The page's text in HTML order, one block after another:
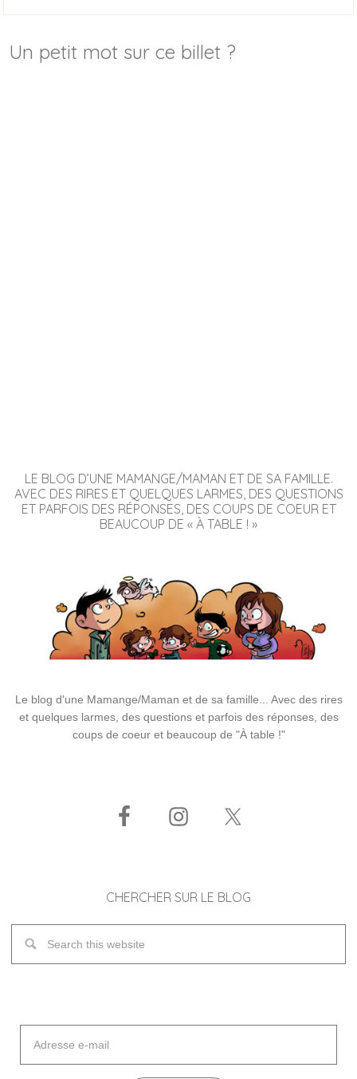
Un petit mot sur ce billet ?
LE BLOG D’UNE MAMANGE/MAMAN ET DE SA FAMILLE.
AVEC DES RIRES ET QUELQUES LARMES, DES QUESTIONS
ET PARFOIS DES RÉPONSES, DES COUPS DE COEUR ET
BEAUCOUP DE « À TABLE ! »
Le blog d'une Mamange/Maman et de sa famille... Avec des rires
et quelques larmes, des questions et parfois des réponses, des
coups de coeur et beaucoup de "À table !"
CHERCHER SUR LE BLOG
mail